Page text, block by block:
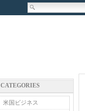
CATEGORIES
米国ビジネス